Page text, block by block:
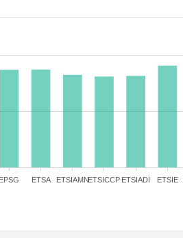
EPSG ETSA ETSIAMNETSICCP ETSIADI ETSIE